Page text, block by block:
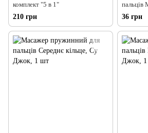
комплект "5 в 1"
210 грн
пальців
Джок, 1
36 грн